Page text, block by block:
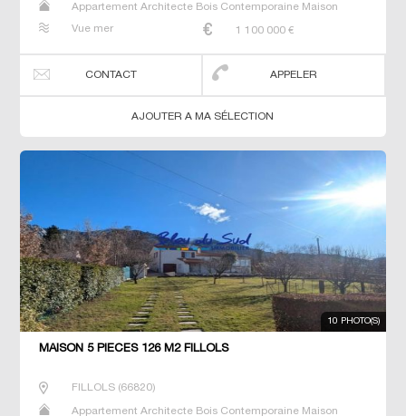
Appartement Architecte Bois Contemporaine Maison
Vue mer
1 100 000 €
CONTACT APPELER
AJOUTER A MA SÉLECTION
10 PHOTO(S)
MAISON 5 PIECES 126 M2 FILLOLS
FILLOLS(66820)
Appartement Architecte Bois Contemporaine Maison